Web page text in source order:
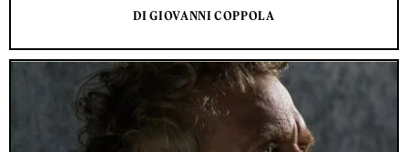
DI GIOVANNI COPPOLA